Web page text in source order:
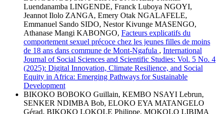
Luendanamba LINGENDE, Franck Luboya NGOYI,
Jeannot Ilolo ZANGA, Emery Otak NGALAFELE,
Emmanuel Sando SIDO, Nestor Kivunge MASENGO,
Athanase Mangi KABONGO, Facteurs explicatifs du
comportement sexuel précoce chez les jeunes filles de moins
de 18 ans dans commune de Mont-Ngafula , International
Journal of Social Sciences and Scientific Studies: Vol. 5 No. 4
(2025): Digital Innovation, Climate Resilience, and Social
Equity in Africa: Emerging Pathways for Sustainable
Development
BIKOKO BOBOKO Guillain, KEMBO NSAYI Lebrun,
SENKER NDIMBA Bob, ELOKO EYA MATANGELO
Gérad, BIKOKO LOKOLE Philippe, MOKOLO LIBIMA